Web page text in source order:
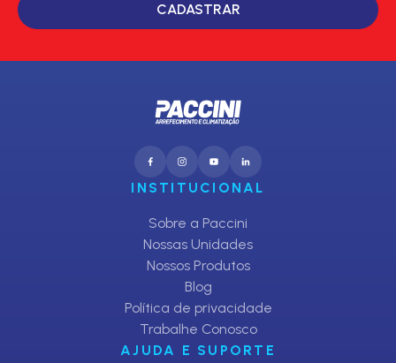
CADASTRAR
INSTITUCIONAL
Sobre a Paccini
Nossas Unidades
Nossos Produtos
Blog
Política de privacidade
Trabalhe Conosco
AJUDA E SUPORTE